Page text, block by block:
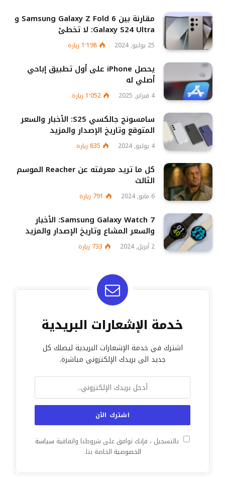
مقارنة بين Samsung Galaxy Z Fold 6 و
Galaxy S24 Ultra: لا تخطئ
25 يوليو, 2024 1٬198 زيارة
يحصل iPhone على أول تطبيق إباحي
أصلي له
4 فبراير, 2025 1٬052 زيارة
سامسونج جالكسي S25: الأخبار والسعر
المتوقع وتاريخ الإصدار والمزيد
4 يوليو, 2024 835 زيارة
كل ما تريد معرفته عن Reacher الموسم
الثالث
6 مايو, 2024 791 زيارة
Samsung Galaxy Watch 7: الأخبار
والسعر المشاع وتاريخ الإصدار والمزيد
2 أبريل, 2024 733 زيارة
خدمة الإشعارات البريدية
اشترك في خدمة الإشعارات البريدية ليصلك كل
جديد الى بريدك الإلكتروني مباشرة.
بالتسجيل ، فإنك توافق على شروطنا واتفاقية سياسة
الخصوصية الخاصة بنا.